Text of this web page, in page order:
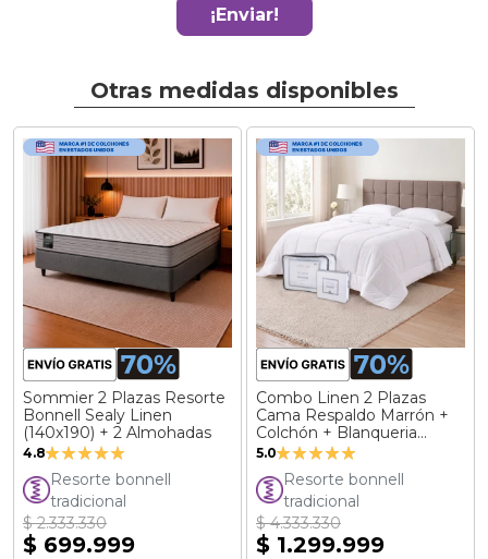
¡Enviar!
Otras medidas disponibles
Sommier 2 Plazas Resorte
Bonnell Sealy Linen
(140x190) + 2 Almohadas
Valoración:
95%
4.8
Resorte bonnell
tradicional
$ 2.333.330
$ 699.999
Combo Linen 2 Plazas
Cama Respaldo Marrón +
Colchón + Blanqueria
Completa + 2 Almohadas
Valoración:
100%
5.0
Resorte bonnell
tradicional
$ 4.333.330
$ 1.299.999